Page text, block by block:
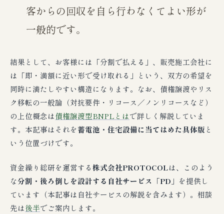
客からの回収を自ら行わなくてよい形が
一般的です。
結果として、お客様には「分割で払える」、販売施工会社に
は「即・満額に近い形で受け取れる」という、双方の希望を
同時に満たしやすい構造になります。なお、債権譲渡やリス
ク移転の一般論（対抗要件・リコース／ノンリコースなど）
の上位概念は債権譲渡型BNPLとはで詳しく解説していま
す。本記事はそれを蓄電池・住宅設備に当てはめた具体版 と
いう位置づけです。
資金繰り総研を運営する株式会社PROTOCOLは、このよう
な分割・後ろ倒しを設計する自社サービス「PD」 を提供し
ています（本記事は自社サービスの解説を含みます）。相談
先は後半でご案内します。